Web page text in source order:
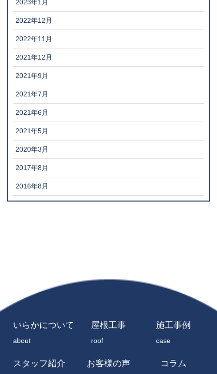
2023年1月
2022年12月
2022年11月
2021年12月
2021年9月
2021年7月
2021年6月
2021年5月
2020年3月
2017年8月
2016年8月
いらかについて
about
屋根工事
roof
施工事例
case
スタッフ紹介 お客様の声 コラム